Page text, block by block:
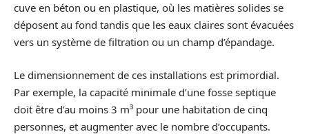
cuve en béton ou en plastique, où les matières solides se
déposent au fond tandis que les eaux claires sont évacuées
vers un système de filtration ou un champ d’épandage.
Le dimensionnement de ces installations est primordial.
Par exemple, la capacité minimale d’une fosse septique
doit être d’au moins 3 m³ pour une habitation de cinq
personnes, et augmenter avec le nombre d’occupants.